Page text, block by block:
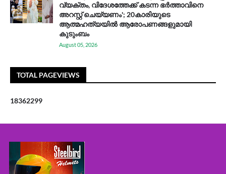
വ്യക്തം, വിദേശത്തേക്ക് കടന്ന ഭർത്താവിനെ
അറസ്റ്റ് ചെയ്യണം'; 20കാരിയുടെ
ആത്മഹത്യയിൽ ആരോപണങ്ങളുമായി
കുടുംബം
August 05, 2026
TOTAL PAGEVIEWS
18362299